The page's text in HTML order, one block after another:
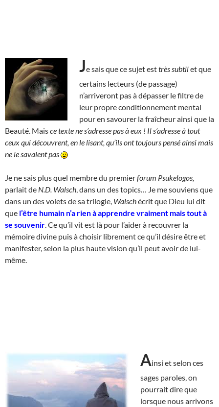
Je sais que ce sujet esttrès subtilet que
certains lecteurs (de passage)
n’arriveront pas à dépasser le filtre de
leur propre conditionnement mental
pour en savourer la fraîcheur ainsi que la
Beauté. Maisce texte ne s’adresse pas à eux ! Il s’adresse à tout
ceux qui découvrent, en le lisant, qu’ils ont toujours pensé ainsi mais
ne le savaient pas
Je ne sais plus quel membre du premierforum Psukelogos,
parlait de N.D. Walsch , dans un des topics… Je me souviens que
dans un des volets de sa trilogie, Walschécrit que Dieu lui dit
que l’être humain n’a rien à apprendre vraiment mais tout à
se souvenir . Ce qu’il vit est là pour l’aider à recouvrer la
mémoire divine puis à choisir librement ce qu’il désire être et
manifester, selon la plus haute vision qu’il peut avoir de lui-
même.
Ainsi et selon ces
sages paroles, on
pourrait dire que
lorsque nous arrivons